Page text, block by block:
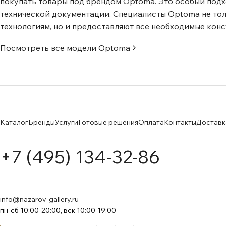
настройки, сокращение затрат: нет необходимости
внешние громкоговорители. Питание от USB Разъем
коммутационной панели, предназначен для питания
Google Chromecast. Коррекция геометрии Коррекция
подойдет для сложных инсталляций. Пульт ДУ с
технической документации. Специалисты Optoma не
технологиям, но и предоставляют все необходимые
Посмотреть все модели Optoma
КаталогБрендыУслугиГотовые решенияОплатаКонтакты
+7 (495) 134-32-86
info@nazarov-gallery.ru
пн-сб 10:00-20:00, вск 10:00-19:00